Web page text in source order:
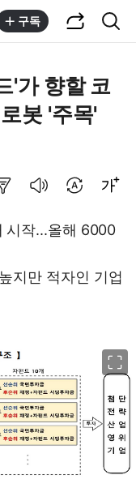
구독
'가 향할 코
봇 '주목'
시작...올해 6000
지만 적자인 기업